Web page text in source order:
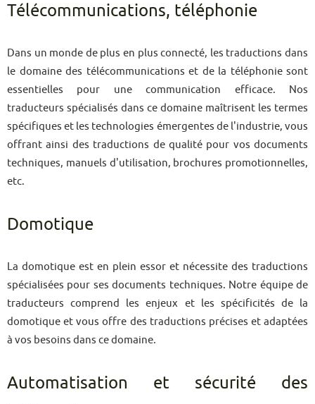
Télécommunications, téléphonie
Dans un monde de plus en plus connecté, les traductions dans
le domaine des télécommunications et de la téléphonie sont
essentielles pour une communication efficace. Nos
traducteurs spécialisés dans ce domaine maîtrisent les termes
spécifiques et les technologies émergentes de l'industrie, vous
offrant ainsi des traductions de qualité pour vos documents
techniques, manuels d'utilisation, brochures promotionnelles,
etc.
Domotique
La domotique est en plein essor et nécessite des traductions
spécialisées pour ses documents techniques. Notre équipe de
traducteurs comprend les enjeux et les spécificités de la
domotique et vous offre des traductions précises et adaptées
à vos besoins dans ce domaine.
Automatisation et sécurité des